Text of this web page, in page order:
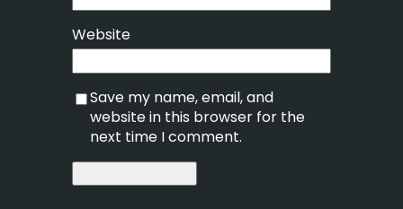
Website
Save my name, email, and
website in this browser for the
next time I comment.